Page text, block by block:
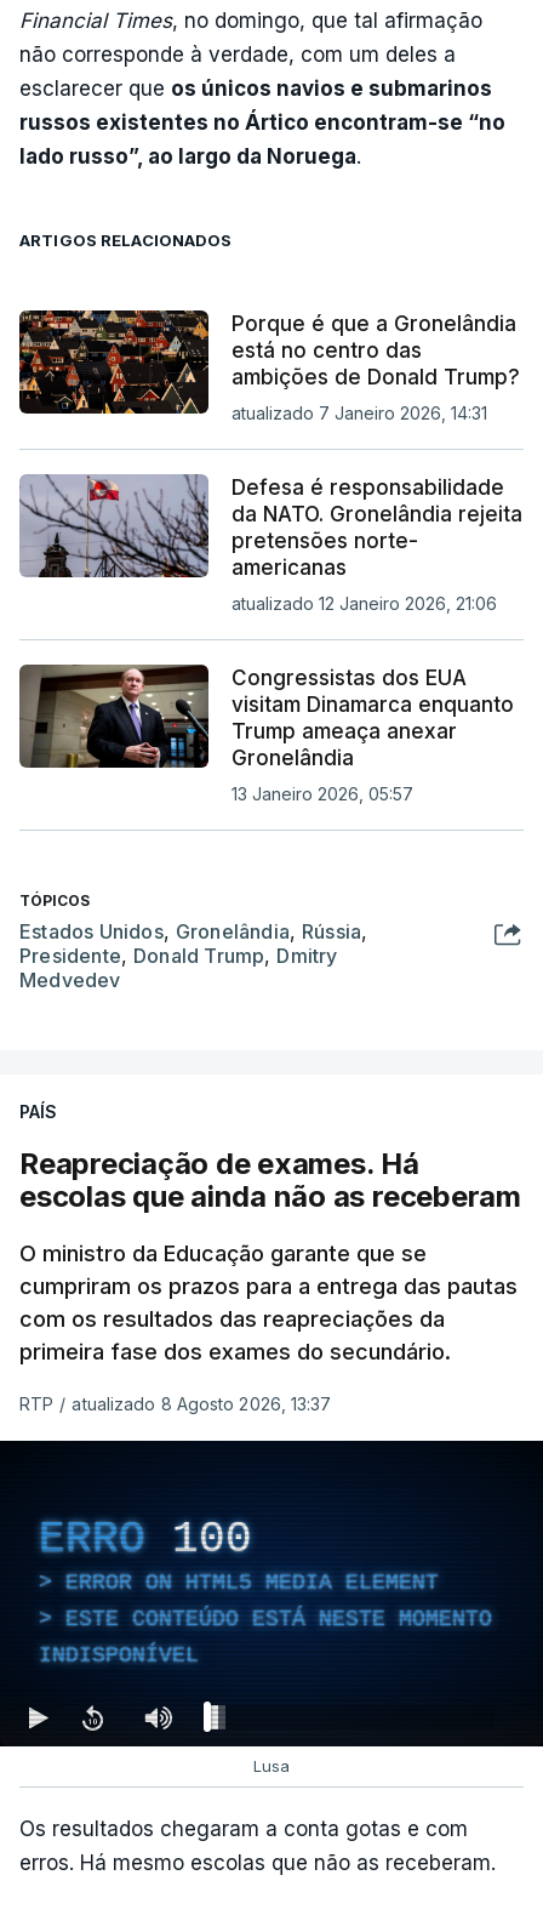
Financial Times, no domingo, que tal afirmação
não corresponde à verdade, com um deles a
esclarecer que os únicos navios e submarinos
russos existentes no Ártico encontram-se “no
lado russo”, ao largo da Noruega.
ARTIGOS RELACIONADOS
Porque é que a Gronelândia
está no centro das
ambições de Donald Trump?
atualizado 7 Janeiro 2026, 14:31
Defesa é responsabilidade
da NATO. Gronelândia rejeita
pretensões norte-
americanas
atualizado 12 Janeiro 2026, 21:06
Congressistas dos EUA
visitam Dinamarca enquanto
Trump ameaça anexar
Gronelândia
13 Janeiro 2026, 05:57
TÓPICOS
Estados Unidos, Gronelândia, Rússia,
Presidente, Donald Trump, Dmitry
Medvedev
PAÍS
Reapreciação de exames. Há
escolas que ainda não as receberam
O ministro da Educação garante que se
cumpriram os prazos para a entrega das pautas
com os resultados das reapreciações da
primeira fase dos exames do secundário.
RTP / atualizado 8 Agosto 2026, 13:37
ERRO 100
ERROR ON HTML5 MEDIA ELEMENT
ESTE CONTEÚDO ESTÁ NESTE MOMENTO
INDISPONÍVEL
Lusa
Os resultados chegaram a conta gotas e com
erros. Há mesmo escolas que não as receberam.